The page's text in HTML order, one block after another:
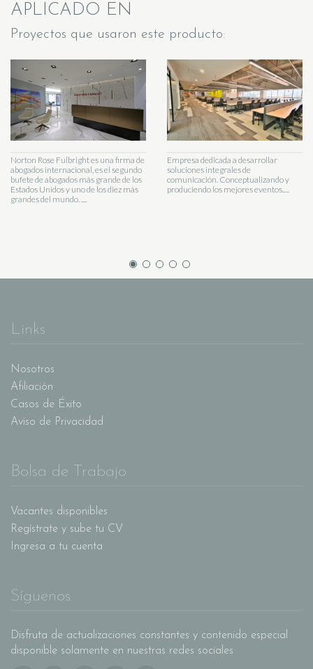
APLICADO EN
Proyectos que usaron este producto:
Norton Rose Fulbright es una firma de
abogados internacional, es el segundo
bufete de abogados más grande de los
Estados Unidos y uno de los diez más
grandes del mundo. ....
Empresa dedicada a desarrollar
soluciones integrales de
comunicación. Conceptualizando y
produciendo los mejores eventos.....
Links
Nosotros
Afiliación
Casos de Éxito
Aviso de Privacidad
Bolsa de Trabajo
Vacantes disponibles
Regístrate y sube tu CV
Ingresa a tu cuenta
Síguenos
Disfruta de actualizaciones constantes y contenido especial
disponible solamente en nuestras redes sociales